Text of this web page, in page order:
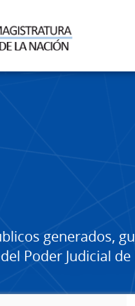
generados,
Poder Judicial